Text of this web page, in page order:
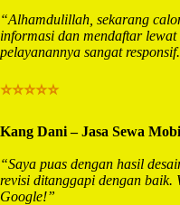
“Alhamdulillah, sekarang
informasi dan mendaftar lewat
pelayanannya sangat
⭐⭐⭐⭐⭐
Kang Dani – Jasa Sewa
“Saya puas dengan hasil
revisi ditanggapi dengan baik.
Google!”